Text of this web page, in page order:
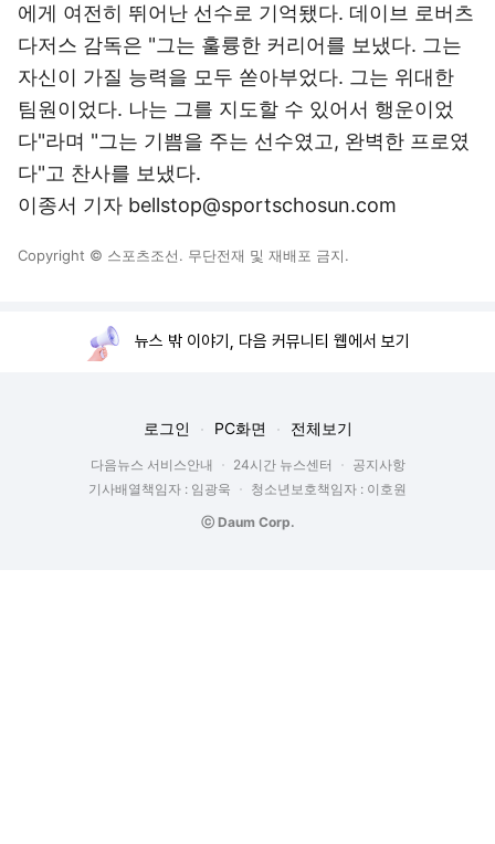
에게 여전히 뛰어난 선수로 기억됐다. 데이브 로버츠
다저스 감독은 "그는 훌륭한 커리어를 보냈다. 그는
자신이 가질 능력을 모두 쏟아부었다. 그는 위대한
팀원이었다. 나는 그를 지도할 수 있어서 행운이었
다"라며 "그는 기쁨을 주는 선수였고, 완벽한 프로였
다"고 찬사를 보냈다.
이종서 기자 bellstop@sportschosun.com
Copyright © 스포츠조선. 무단전재 및 재배포 금지.
뉴스 밖 이야기, 다음 커뮤니티 웹에서 보기
로그인 PC화면 전체보기
다음뉴스 서비스안내 24시간 뉴스센터
공지사항
기사배열책임자 : 임광욱
청소년보호책임자 : 이호원
ⓒ Daum Corp.